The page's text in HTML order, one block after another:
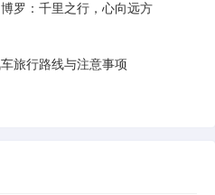
罗：千里之行，心向远方
旅行路线与注意事项